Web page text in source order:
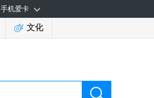
手机爱卡
文化